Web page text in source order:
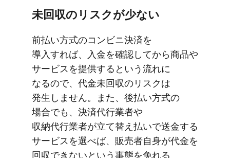
未回収の​リスクが​少ない
前払い方​式の​コンビニ決済を​
導入すれば、​入金を​確認してから​商品や​
サービスを​提供すると​いう​流れに​
なるので、​代金未回収の​リスクは​
発生しません。​また、​後払い方式の​
場合でも、​決済代行業者や​
収納代行業者が​立て​替え払いで​送金する​
サービスを​選べば、​販売者自身が​代金を​
回収できないと​いう​事態を​免れる​